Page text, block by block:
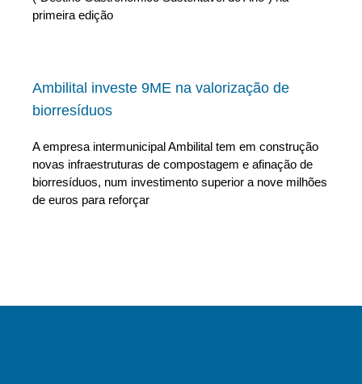
primeira edição
Ambilital investe 9ME na valorização de
biorresíduos
A empresa intermunicipal Ambilital tem em construção
novas infraestruturas de compostagem e afinação de
biorresíduos, num investimento superior a nove milhões
de euros para reforçar